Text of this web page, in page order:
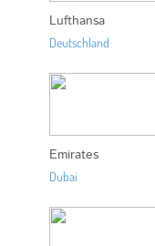
Lufthansa
Deutschland
Emirates
Dubai